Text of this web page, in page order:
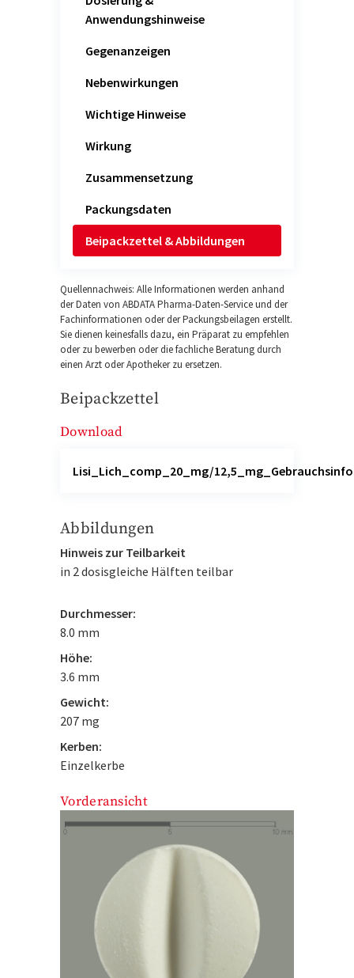
Anwendungshinweise
Gegenanzeigen
Nebenwirkungen
Wichtige Hinweise
Wirkung
Zusammensetzung
Packungsdaten
Beipackzettel & Abbildungen
Quellennachweis: Alle Informationen werden anhand
der Daten von ABDATA Pharma-Daten-Service und der
Fachinformationen oder der Packungsbeilagen erstellt.
Sie dienen keinesfalls dazu, ein Präparat zu empfehlen
oder zu bewerben oder die fachliche Beratung durch
einen Arzt oder Apotheker zu ersetzen.
Beipackzettel
Download
Lisi_Lich_comp_20_mg/
Abbildungen
Hinweis zur Teilbarkeit
in 2 dosisgleiche Hälften teilbar
Durchmesser:
8.0 mm
Höhe:
3.6 mm
Gewicht:
207 mg
Kerben:
Einzelkerbe
Vorderansicht